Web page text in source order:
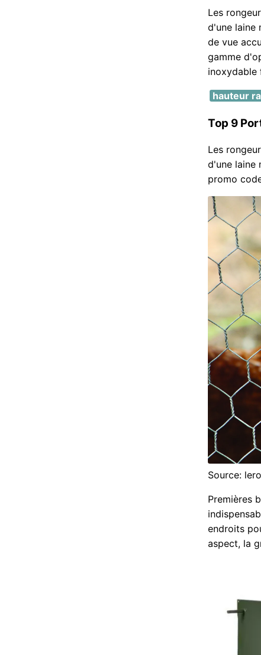
Les
d'une laine
de vue
gamme
inoxydable
hauteur
Top 9
Les
d'une laine
promo
Source:
Premières
endroits
aspect, la